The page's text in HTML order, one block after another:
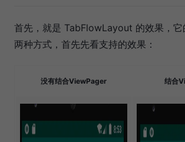
首先，就是 TabFlowLayout 的效果，它
两种方式，首先先看支持的效果：
没有结合ViewPager 结合